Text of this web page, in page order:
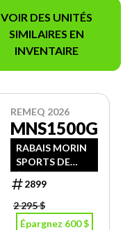
VOIR DES UNITÉS
SIMILAIRES EN
INVENTAIRE
REMEQ 2026
MNS1500G
RABAIS MORIN
SPORTS DE
$600.00
2899
2 295 $
Épargnez 600 $